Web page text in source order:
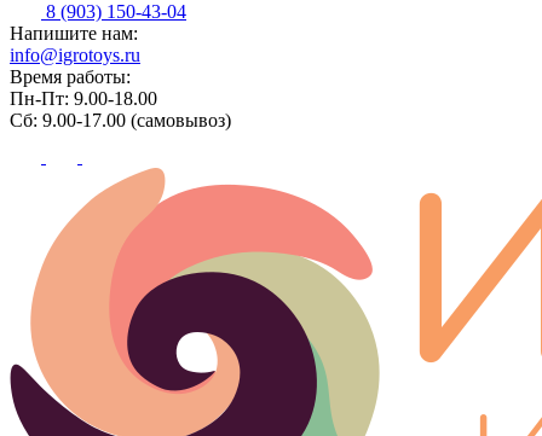
8 (903) 150-43-04
Напишите нам:
info@igrotoys.ru
Время работы:
Пн-Пт: 9.00-18.00
Сб: 9.00-17.00 (самовывоз)